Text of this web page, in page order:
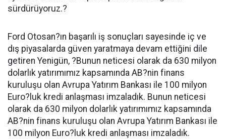
sürdürüyoruz.?
Ford Otosan?ın başarılı iş sonuçları sayesinde iç ve
dış piyasalarda güven yaratmaya devam ettiğini dile
getiren Yenigün, ?Bunun neticesi olarak da 630 milyon
dolarlık yatırımımız kapsamında AB?nin finans
kuruluşu olan Avrupa Yatırım Bankası ile 100 milyon
Euro?luk kredi anlaşması imzaladık. Bunun neticesi
olarak da 630 milyon dolarlık yatırımımız kapsamında
AB?nin finans kuruluşu olan Avrupa Yatırım Bankası ile
100 milyon Euro?luk kredi anlaşması imzaladık.